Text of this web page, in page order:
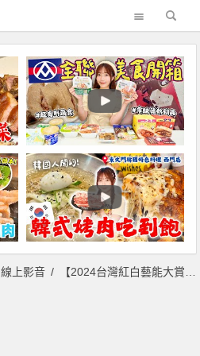
線上影音 【2024台灣紅白藝能大賞】門票/卡司/時間/直播轉播，台視播出！